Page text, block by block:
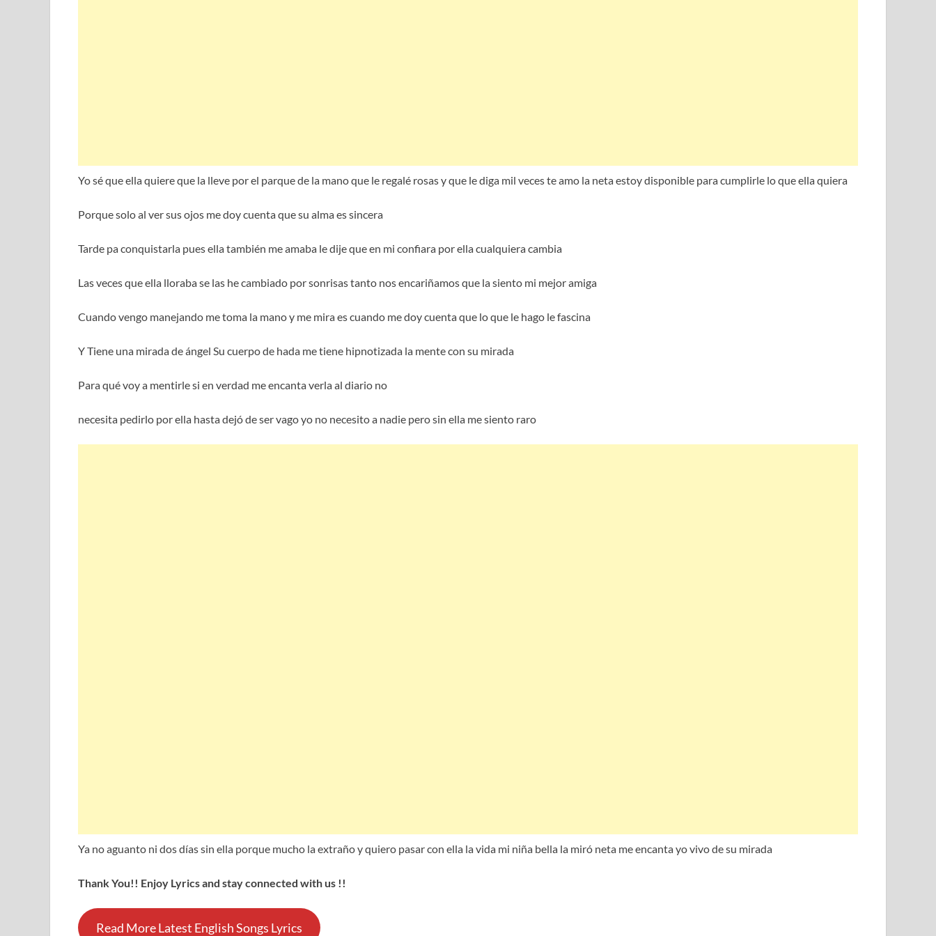
Yo sé que ella quiere que la lleve por el parque de la mano que le regalé rosas y que le diga mil veces te amo la neta estoy disponible para cumplirle lo que ella quiera
Porque solo al ver sus ojos me doy cuenta que su alma es sincera
Tarde pa conquistarla pues ella también me amaba le dije que en mi confiara por ella cualquiera cambia
Las veces que ella lloraba se las he cambiado por sonrisas tanto nos encariñamos que la siento mi mejor amiga
Cuando vengo manejando me toma la mano y me mira es cuando me doy cuenta que lo que le hago le fascina
Y Tiene una mirada de ángel Su cuerpo de hada me tiene hipnotizada la mente con su mirada
Para qué voy a mentirle si en verdad me encanta verla al diario no
necesita pedirlo por ella hasta dejó de ser vago yo no necesito a nadie pero sin ella me siento raro
Ya no aguanto ni dos días sin ella porque mucho la extraño y quiero pasar con ella la vida mi niña bella la miró neta me encanta yo vivo de su mirada
Thank You!! Enjoy Lyrics and stay connected with us !!
Read More Latest English Songs Lyrics